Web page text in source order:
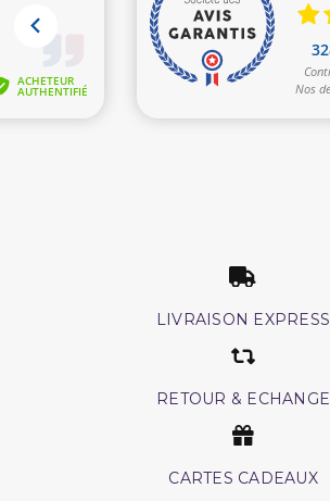
LIVRAISON EXPRESS
RETOUR & ECHANGE
CARTES CADEAUX